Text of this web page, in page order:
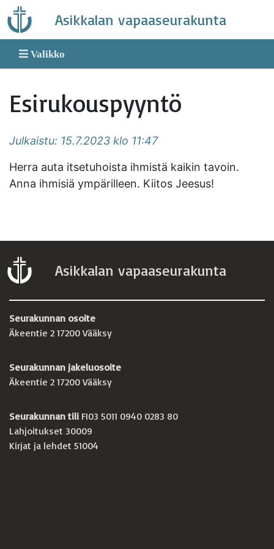
Skip
to
content
Asikkalan vapaaseurakunta
Valikko
Esirukouspyyntö
Julkaistu: 15.7.2023 klo 11:47
Herra auta itsetuhoista ihmistä kaikin tavoin.
Anna ihmisiä ympärilleen. Kiitos Jeesus!
Asikkalan vapaaseurakunta
Seurakunnan osoite
Äkeentie 2 17200 Vääksy
Seurakunnan jakeluosoite
Äkeentie 2 17200 Vääksy
Seurakunnan tili FI03 5011 0940 0283 80
Lahjoitukset 30009
Kirjat ja lehdet 51004